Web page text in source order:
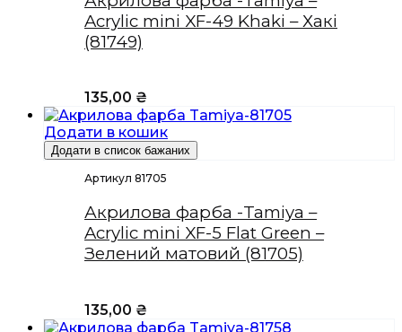
Acrylic mini XF-49 Khaki – Хакі
(81749)
135,00 ₴
Додати в кошик
Додати в список бажаних
Артикул 81705
Акрилова фарба -Tamiya –
Acrylic mini XF-5 Flat Green –
Зелений матовий (81705)
135,00 ₴